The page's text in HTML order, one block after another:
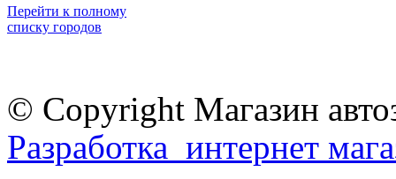
Перейти к полному
списку городов
© Copyright Магазин
Разработка интернет